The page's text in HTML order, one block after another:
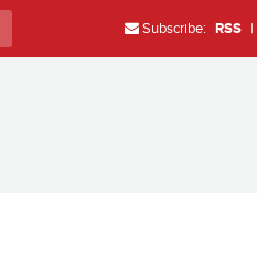
Subscribe: RSS |